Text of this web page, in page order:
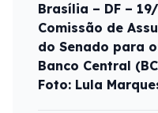
Brasília – DF –
Comissão de
do Senado para
Banco Central
Foto: Lula